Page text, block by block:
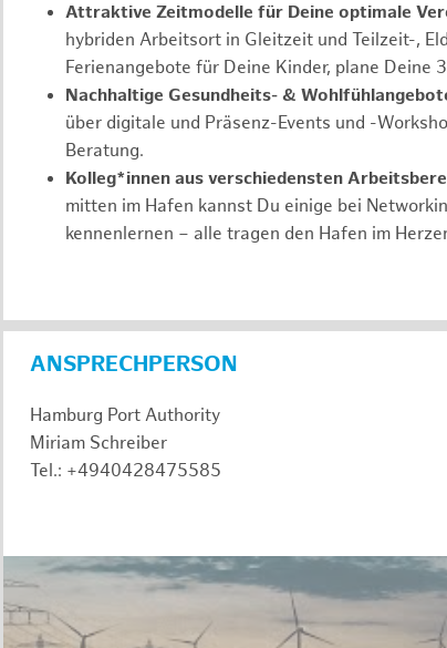
Attraktive Zeitmodelle für Deine optimale
hybriden Arbeitsort in Gleitzeit und Teilzeit-,
Ferienangebote für Deine Kinder, plane Deine
Nachhaltige Gesundheits- &
über digitale und Präsenz-Events und -
Beratung.
Kolleg*innen aus verschiedensten
mitten im Hafen kannst Du einige bei
kennenlernen – alle tragen den Hafen im
ANSPRECHPERSON
Hamburg Port Authority
Miriam Schreiber
Tel.: +4940428475585